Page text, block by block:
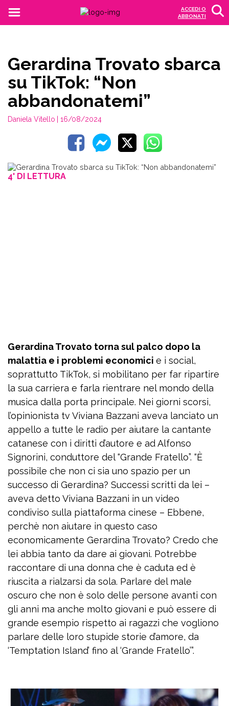
ACCEDI O
ABBONATI
Gerardina Trovato sbarca
su TikTok: “Non
abbandonatemi”
Daniela Vitello | 16/08/2024
4' DI LETTURA
Gerardina Trovato torna sul palco dopo la
malattia e i problemi economici e i social,
soprattutto TikTok, si mobilitano per far ripartire
la sua carriera e farla rientrare nel mondo della
musica dalla porta principale. Nei giorni scorsi,
l’opinionista tv Viviana Bazzani aveva lanciato un
appello a tutte le radio per aiutare la cantante
catanese con i diritti d’autore e ad Alfonso
Signorini, conduttore del “Grande Fratello”. “È
possibile che non ci sia uno spazio per un
successo di Gerardina? Successi scritti da lei –
aveva detto Viviana Bazzani in un video
condiviso sulla piattaforma cinese – Ebbene,
perchè non aiutare in questo caso
economicamente Gerardina Trovato? Credo che
lei abbia tanto da dare ai giovani. Potrebbe
raccontare di una donna che è caduta ed è
riuscita a rialzarsi da sola. Parlare del male
oscuro che non è solo delle persone avanti con
gli anni ma anche molto giovani e può essere di
grande esempio rispetto ai ragazzi che vogliono
parlare delle loro stupide storie d’amore, da
‘Temptation Island’ fino al ‘Grande Fratello’”.